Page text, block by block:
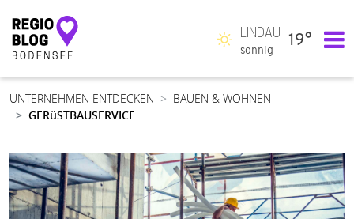
Hauptnavigation
LINDAU
sonnig
19°
UNTERNEHMEN ENTDECKEN
BAUEN & WOHNEN
GERüSTBAUSERVICE